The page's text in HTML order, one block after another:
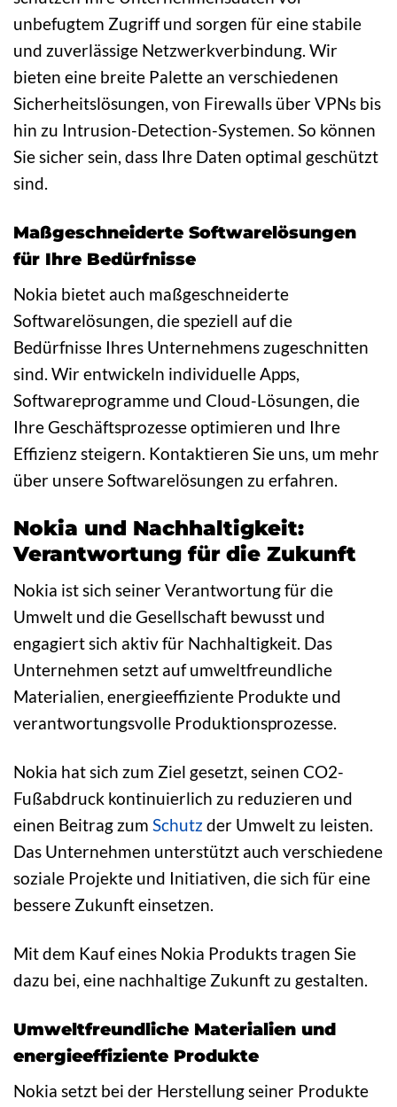
unbefugtem Zugriff und sorgen für eine stabile
und zuverlässige Netzwerkverbindung. Wir
bieten eine breite Palette an verschiedenen
Sicherheitslösungen, von Firewalls über VPNs bis
hin zu Intrusion-Detection-Systemen. So können
Sie sicher sein, dass Ihre Daten optimal geschützt
sind.
Maßgeschneiderte Softwarelösungen
für Ihre Bedürfnisse
Nokia bietet auch maßgeschneiderte
Softwarelösungen, die speziell auf die
Bedürfnisse Ihres Unternehmens zugeschnitten
sind. Wir entwickeln individuelle Apps,
Softwareprogramme und Cloud-Lösungen, die
Ihre Geschäftsprozesse optimieren und Ihre
Effizienz steigern. Kontaktieren Sie uns, um mehr
über unsere Softwarelösungen zu erfahren.
Nokia und Nachhaltigkeit:
Verantwortung für die Zukunft
Nokia ist sich seiner Verantwortung für die
Umwelt und die Gesellschaft bewusst und
engagiert sich aktiv für Nachhaltigkeit. Das
Unternehmen setzt auf umweltfreundliche
Materialien, energieeffiziente Produkte und
verantwortungsvolle Produktionsprozesse.
Nokia hat sich zum Ziel gesetzt, seinen CO2-
Fußabdruck kontinuierlich zu reduzieren und
einen Beitrag zum Schutzder Umwelt zu leisten.
Das Unternehmen unterstützt auch verschiedene
soziale Projekte und Initiativen, die sich für eine
bessere Zukunft einsetzen.
Mit dem Kauf eines Nokia Produkts tragen Sie
dazu bei, eine nachhaltige Zukunft zu gestalten.
Umweltfreundliche Materialien und
energieeffiziente Produkte
Nokia setzt bei der Herstellung seiner Produkte